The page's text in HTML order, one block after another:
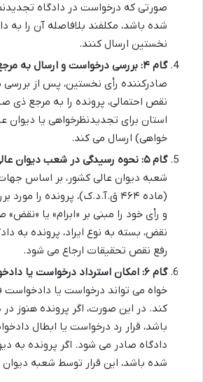
صورتی که درخواست در دادگاه
شده باشد، مکلفند بلافاصله آن را به
نخستین ارسال کنند.
گام ۴: بررسی درخواست و ارسال به مرجع ذی صلاح:
صادرکننده رأی نخستین، پس از بررسی
نقص احتمالی، پرونده را به مرجع ذی
استان برای تجدیدنظرخواهی یا دیوان
خواهی) ارسال می کند.
گام ۵: نحوه رسیدگی در شعب دیوان عالی کشور و صدور حکم:
شعبه دیوان عالی کشور، بر اساس
(ماده ۴۶۴ ق.آ.د.ک)، پرونده را
و رأی خود را مبنی بر «ابرام» یا
نقض، بسته به نوع ایراد، پرونده به
رفع نقص تحقیقات ارجاع می شود.
گام ۶: امکان استرداد درخواست یا دادخواست فرجام:
خواه می تواند درخواست یا دادخواست
کند. در این صورت، اگر پرونده هنوز در
باشد، قرار رد درخواست یا ابطال
دادگاه صادر می شود. اگر پرونده به
شده باشد، این قرار توسط شعبه